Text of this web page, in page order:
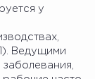
у
Ведущими